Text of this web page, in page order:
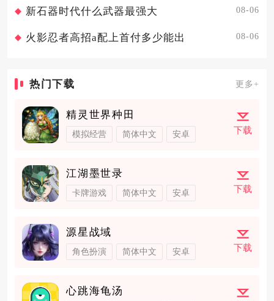
新石器时代什么武器最强大 08-06
火影忍者高招a配上首付多少能出 08-06
热门下载 更多+
精灵世界种田
模拟经营 简体中文 安卓 下载
江湖墨世录
卡牌游戏 简体中文 安卓 下载
源星战域
角色扮演 简体中文 安卓 下载
心跳海龟汤